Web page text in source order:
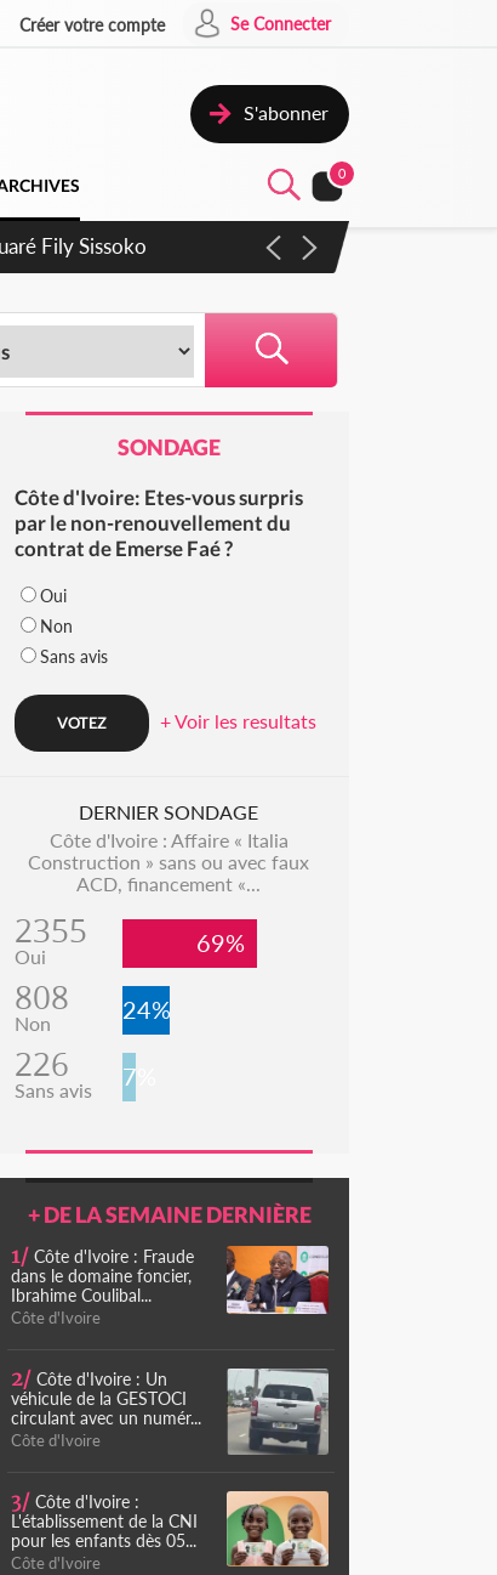
Créer votre compte Se Connecter
S'abonner
0
en juillet
SONDAGE
Côte d'Ivoire: Etes-vous surpris
par le non-renouvellement du
contrat de Emerse Faé ?
Oui
Non
Sans avis
+ Voir les resultats
DERNIER SONDAGE
Côte d'Ivoire : Affaire « Italia
Construction » sans ou avec faux
ACD, financement «...
2355
Oui 69%
808
Non 24%
226
Sans avis 7%
+ DE LA SEMAINE DERNIÈRE
1/ Côte d'Ivoire : Fraude
dans le domaine foncier,
Ibrahime Coulibal...
Côte d'Ivoire
2/ Côte d'Ivoire : Un
véhicule de la GESTOCI
circulant avec un numér...
Côte d'Ivoire
3/ Côte d'Ivoire :
L'établissement de la CNI
pour les enfants dès 05...
Côte d'Ivoire